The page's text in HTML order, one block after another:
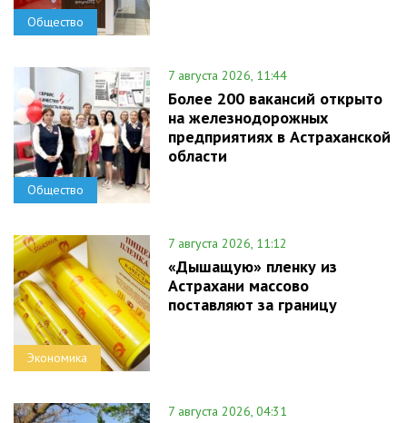
Общество
Общество
7 августа 2026, 11:44
Более 200 вакансий открыто
на железнодорожных
предприятиях в Астраханской
области
Экономика
7 августа 2026, 11:12
«Дышащую» пленку из
Астрахани массово
поставляют за границу
7 августа 2026, 04:31